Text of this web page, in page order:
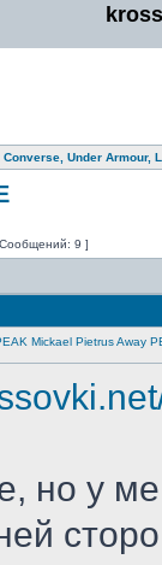
Under Armour,
9 ]
Mickael Pietrus Away
но у